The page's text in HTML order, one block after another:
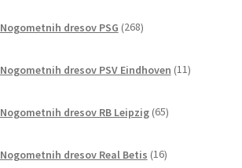
Nogometnih dresov PSG 268izdelkov
Nogometnih dresov PSV Eindhoven 11izdelkov
Nogometnih dresov RB Leipzig 65izdelkov
Nogometnih dresov Real Betis 16izdelkov